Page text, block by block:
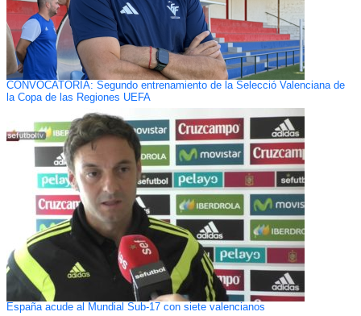
CONVOCATORIA: Segundo entrenamiento de la Selecció Valenciana de
la Copa de las Regiones UEFA
España acude al Mundial Sub-17 con siete valencianos